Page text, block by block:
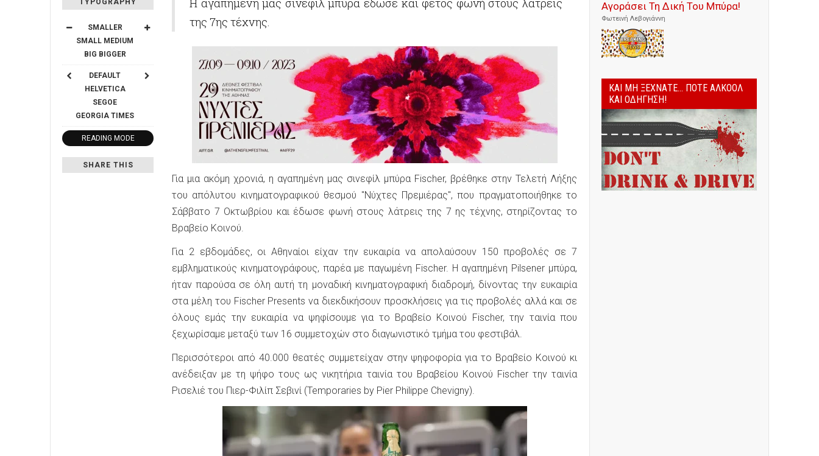
TYPOGRAPHY
SMALLER
SMALL MEDIUM
BIG BIGGER
DEFAULT
HELVETICA
SEGOE
GEORGIA TIMES
READING MODE
SHARE THIS
Η αγαπημένη μας σινεφίλ μπύρα έδωσε και φέτος φωνή στους λάτρεις
της 7ης τέχνης.
Για μια ακόμη χρονιά, η αγαπημένη μας σινεφίλ μπύρα Fischer, βρέθηκε στην Τελετή Λήξης
του απόλυτου κινηματογραφικού θεσμού "Νύχτες Πρεμιέρας", που πραγματοποιήθηκε το
Σάββατο 7 Οκτωβρίου και έδωσε φωνή στους λάτρεις της 7 ης τέχνης, στηρίζοντας το
Βραβείο Κοινού.
Για 2 εβδομάδες, οι Αθηναίοι είχαν την ευκαιρία να απολαύσουν 150 προβολές σε 7
εμβληματικούς κινηματογράφους, παρέα με παγωμένη Fischer. Η αγαπημένη Pilsener μπύρα,
ήταν παρούσα σε όλη αυτή τη μοναδική κινηματογραφική διαδρομή, δίνοντας την ευκαιρία
στα μέλη του Fischer Presents να διεκδικήσουν προσκλήσεις για τις προβολές αλλά και σε
όλους εμάς την ευκαιρία να ψηφίσουμε για το Βραβείο Κοινού Fischer, την ταινία που
ξεχωρίσαμε μεταξύ των 16 συμμετοχών στο διαγωνιστικό τμήμα του φεστιβάλ.
Περισσότεροι από 40.000 θεατές συμμετείχαν στην ψηφοφορία για το Βραβείο Κοινού κι
ανέδειξαν με τη ψήφο τους ως νικητήρια ταινία του Βραβείου Κοινού Fischer την ταινία
Ρισελιέ του Πιερ-Φιλίπ Σεβινί (Temporaries by Pier Philippe Chevigny).
Αγοράσει Τη Δική Του Μπύρα!
Φωτεινή Λεβογιάννη
ΚΑΙ ΜΗ ΞΕΧΝΆΤΕ... ΠΟΤΈ ΑΛΚΟΌΛ
ΚΑΙ ΟΔΉΓΗΣΗ!